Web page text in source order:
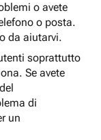
o avete
o posta.
da aiutarvi.
soprattutto
Se avete
di
un